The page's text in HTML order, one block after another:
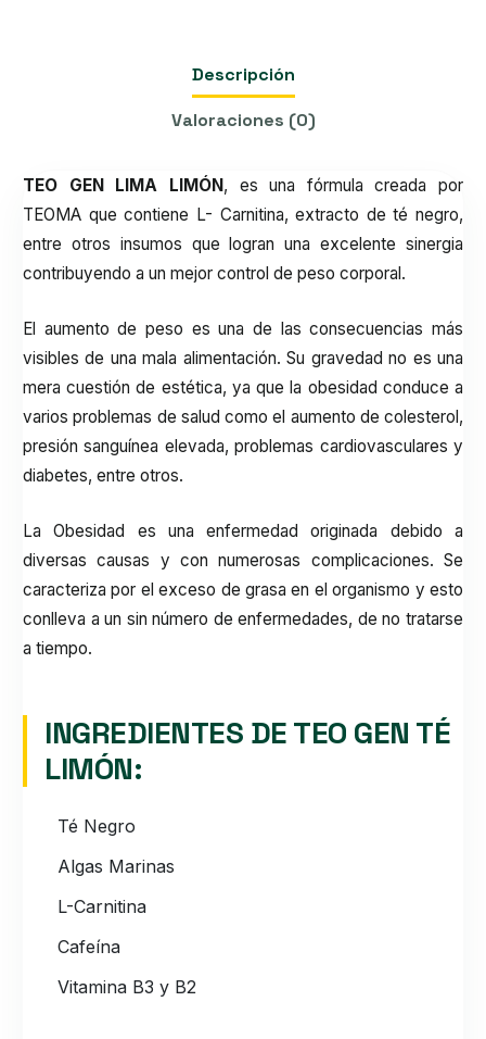
Descripción
Valoraciones (0)
TEO GEN LIMA LIMÓN , es una fórmula creada por
TEOMA que contiene L- Carnitina, extracto de té negro,
entre otros insumos que logran una excelente sinergia
contribuyendo a un mejor control de peso corporal.
El aumento de peso es una de las consecuencias más
visibles de una mala alimentación. Su gravedad no es una
mera cuestión de estética, ya que la obesidad conduce a
varios problemas de salud como el aumento de colesterol,
presión sanguínea elevada, problemas cardiovasculares y
diabetes, entre otros.
La Obesidad es una enfermedad originada debido a
diversas causas y con numerosas complicaciones. Se
caracteriza por el exceso de grasa en el organismo y esto
conlleva a un sin número de enfermedades, de no tratarse
a tiempo.
INGREDIENTES DE TEO GEN TÉ
LIMÓN:
Té Negro
Algas Marinas
L-Carnitina
Cafeína
Vitamina B3 y B2